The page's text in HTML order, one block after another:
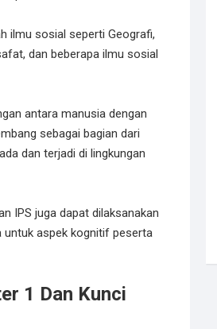
ilmu sosial seperti Geografi,
dan beberapa ilmu sosial
antara manusia dengan
sebagai bagian dari
dan terjadi di lingkungan
IPS juga dapat dilaksanakan
untuk aspek kognitif peserta
1 Dan Kunci